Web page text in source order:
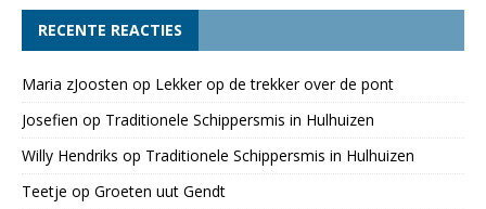
RECENTE REACTIES
Maria zJoosten op Lekker op de trekker over de pont
Josefien op Traditionele Schippersmis in Hulhuizen
Willy Hendriks op Traditionele Schippersmis in Hulhuizen
Teetje op Groeten uut Gendt